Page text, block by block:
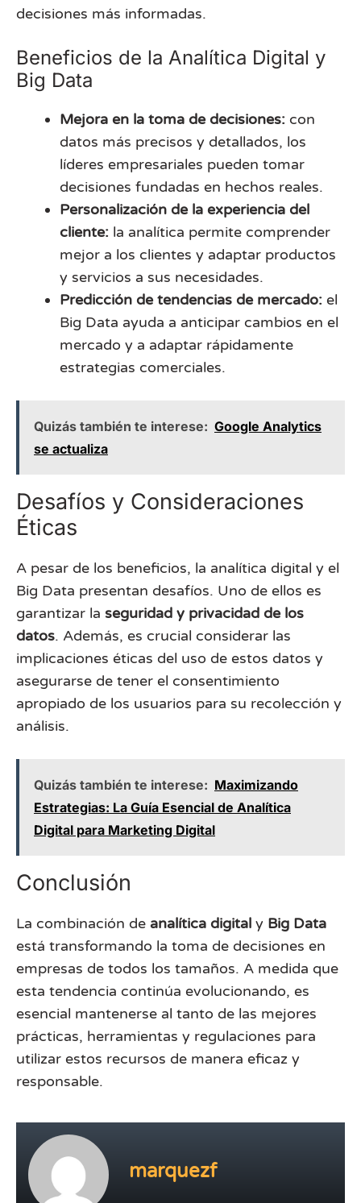
decisiones más informadas.
Beneficios de la Analítica Digital y
Big Data
Mejora en la toma de decisiones: con
datos más precisos y detallados, los
líderes empresariales pueden tomar
decisiones fundadas en hechos reales.
Personalización de la experiencia del
cliente: la analítica permite comprender
mejor a los clientes y adaptar productos
y servicios a sus necesidades.
Predicción de tendencias de mercado: el
Big Data ayuda a anticipar cambios en el
mercado y a adaptar rápidamente
estrategias comerciales.
Quizás también te interese: Google Analytics
se actualiza
Desafíos y Consideraciones
Éticas
A pesar de los beneficios, la analítica digital y el
Big Data presentan desafíos. Uno de ellos es
garantizar la seguridad y privacidad de los
datos. Además, es crucial considerar las
implicaciones éticas del uso de estos datos y
asegurarse de tener el consentimiento
apropiado de los usuarios para su recolección y
análisis.
Quizás también te interese: Maximizando
Estrategias: La Guía Esencial de Analítica
Digital para Marketing Digital
Conclusión
La combinación de analítica digital y Big Data
está transformando la toma de decisiones en
empresas de todos los tamaños. A medida que
esta tendencia continúa evolucionando, es
esencial mantenerse al tanto de las mejores
prácticas, herramientas y regulaciones para
utilizar estos recursos de manera eficaz y
responsable.
marquezf